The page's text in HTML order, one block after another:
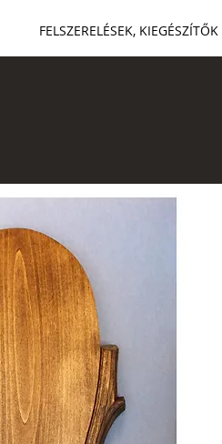
FELSZERELÉSEK, KIEGÉSZÍTŐK